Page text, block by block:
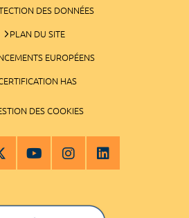
DES DONNÉES
PLAN DU SITE
EUROPÉENS
HAS
DES COOKIES